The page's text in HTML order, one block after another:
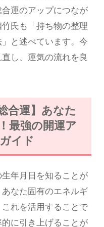
運のアップにつなが
氏も「持ち物の整理
と述べています。今
し、運気の流れを良
合運】あなた
最強の開運ア
イド
年月日を知ることが
なた固有のエネルギ
れを活用することで
に引き上げることが